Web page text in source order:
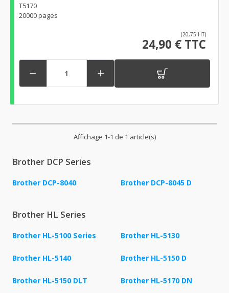
T5170
20000 pages
(20,75 HT)
24,90 € TTC
 
Affichage 1-1 de 1 article(s)
Brother DCP Series
Brother DCP-8040 Brother DCP-8045 D
Brother HL Series
Brother HL-5100 Series Brother HL-5130
Brother HL-5140 Brother HL-5150 D
Brother HL-5150 DLT Brother HL-5170 DN